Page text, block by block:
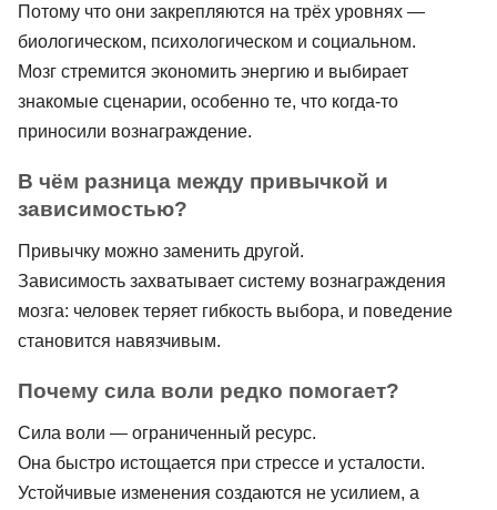
Потому что они закрепляются на трёх уровнях —
биологическом, психологическом и социальном.
Мозг стремится экономить энергию и выбирает
знакомые сценарии, особенно те, что когда-то
приносили вознаграждение.
В чём разница между привычкой и
зависимостью?
Привычку можно заменить другой.
Зависимость захватывает систему вознаграждения
мозга: человек теряет гибкость выбора, и поведение
становится навязчивым.
Почему сила воли редко помогает?
Сила воли — ограниченный ресурс.
Она быстро истощается при стрессе и усталости.
Устойчивые изменения создаются не усилием, а